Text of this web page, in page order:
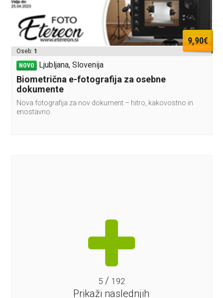
9,90€
Oseb: 1
NOVO Ljubljana, Slovenija
Biometrična e-fotografija za osebne
dokumente
Nova fotografija za nov dokument – hitro, kakovostno in
enostavno.
5/ 192
Prikaži naslednjih